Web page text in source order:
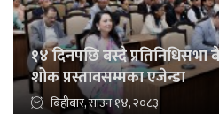
१४ दिनपछि बस्दै
शोक प्रस्तावसम्मका एजेन्डा
बिहीबार, साउन १४, २०८३